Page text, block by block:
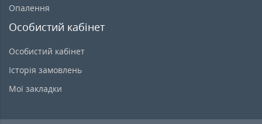
Опалення
Особистий кабінет
Особистий кабінет
Історія замовлень
Мої закладки